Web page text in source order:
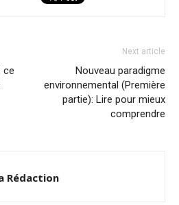
ce
Next article
Nouveau paradigme
environnemental (Première
partie): Lire pour mieux
comprendre
Rédaction